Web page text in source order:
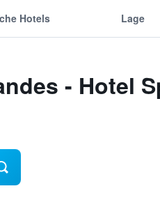
Hotels Lage
- Hotel